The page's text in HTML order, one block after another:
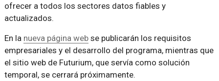
ofrecer a todos los sectores datos fiables y
actualizados.
En la nueva página webse publicarán los requisitos
empresariales y el desarrollo del programa, mientras que
el sitio web de Futurium, que servía como solución
temporal, se cerrará próximamente.